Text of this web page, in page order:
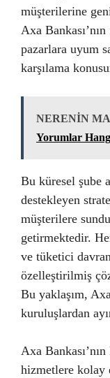
müşterilerine
Axa
pazarlara uyum
karşılama
NERENİN
Yorumlar
Bu küresel şube
destekleyen
müşterilere
getirmektedir.
ve tüketici
özelleştirilmiş
Bu yaklaşım,
kuruluşlardan
Axa
hizmetlere kolay